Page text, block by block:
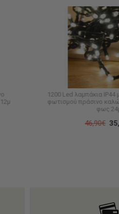
1200 Led λαμπάκια
φωτισμού πράσινο
φως
46,90€